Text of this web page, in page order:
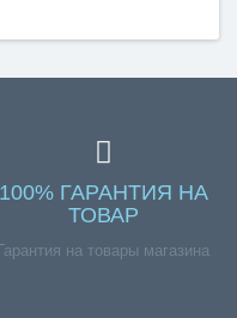
100% ГАРАНТИЯ НА
ТОВАР
Гарантия на товары магазина